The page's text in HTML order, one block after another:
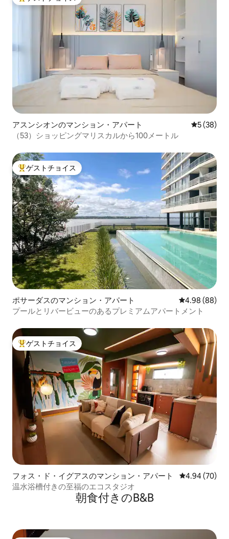
大好評のゲストチョイスです。
アスンシオンのマンション・アパート レビュー
5 (38)
（53）ショッピングマリスカルから100メートル
大好評のゲストチョイスです。
ゲストチョイス
ポサーダスのマンション・アパート レビュー88件
4.98 (88)
プールとリバービューのあるプレミアムアパートメント
大好評のゲストチョイスです。
ゲストチョイス
フォス・ド・イグアスのマンション・アパート レビュー70
4.94 (70)
温水浴槽付きの至福のエコスタジオ
朝食付きのB&B